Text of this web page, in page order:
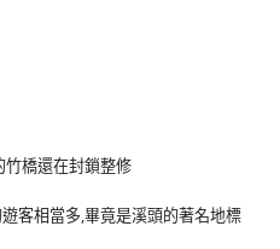
竹橋還在封鎖整修
客相當多,畢竟是溪頭的著名地標